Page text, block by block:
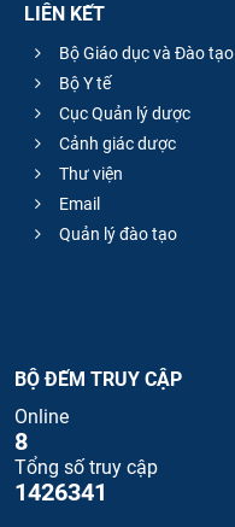
LIÊN KẾT
Bộ Giáo dục và Đào tạo
Bộ Y tế
Cục Quản lý dược
Cảnh giác dược
Thư viện
Email
Quản lý đào tạo
BỘ ĐẾM TRUY CẬP
Online
8
Tổng số truy cập
1426341